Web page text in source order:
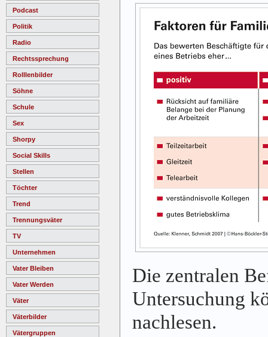
Podcast
Politik
Radio
Rechtssprechung
Rolllenbilder
Söhne
Schule
Sex
Shorpy
Social Skills
Stellen
Töchter
Trend
Trennungsväter
TV
Unternehmen
Vater Bleiben
Vater Werden
Väter
Väterbilder
Vätergruppen
Die zentralen
Untersuchung
nachlesen.